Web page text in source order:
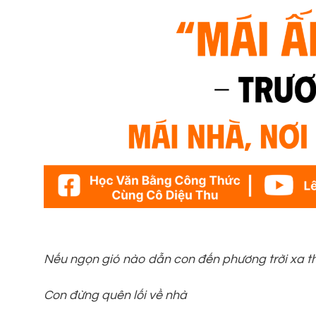
Nếu ngọn gió nào dẫn con đến phương trời xa
Con đừng quên lối về nhà